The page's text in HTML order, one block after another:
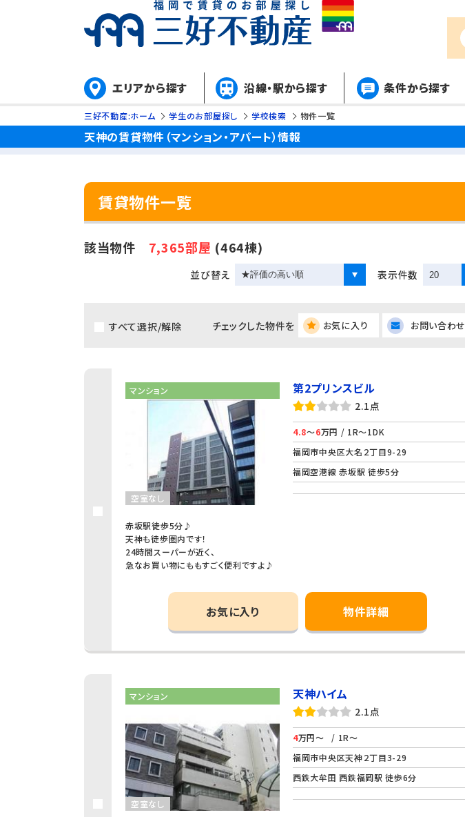
エリアから探す 沿線・駅から探す 条件から探す
三好不動産:ホーム 学生のお部屋探し 学校検索 物件一覧
天神の賃貸物件（マンション・アパート）情報
賃貸物件一覧
該当物件 7,365部屋 (464棟)
並び替え 表示件数
すべて選択/解除 チェックした物件を お気に入り お問い合わせ
マンション
空室なし
第2プリンスビル
2.1点
4.8～6万円 / 1R～1DK
福岡市中央区大名２丁目9-29
福岡空港線 赤坂駅 徒歩5分
赤坂駅徒歩5分♪
天神も徒歩圏内です！
24時間スーパーが近く、
急なお買い物にももすごく便利ですよ♪
お気に入り 物件詳細
マンション
空室なし
天神ハイム
2.1点
4万円～
/ 1R～
福岡市中央区天神２丁目3-29
西鉄大牟田 西鉄福岡駅 徒歩6分